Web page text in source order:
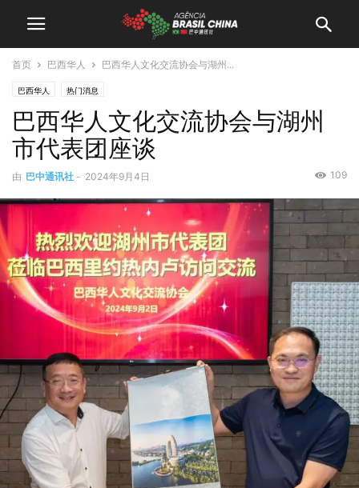
首页 巴西华人 巴西华人文化交流协会与湖州...
巴西华人 热门消息
巴西华人文化交流协会与湖州
市代表团座谈
由 巴中通讯社 - 2024年9月4日 109